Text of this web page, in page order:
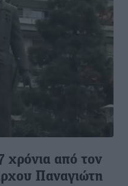
χρόνια από τον
Παναγιώτη